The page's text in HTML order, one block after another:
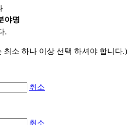
야명
.
최소 하나 이상 선택 하셔야 합니다.)
취소
취소